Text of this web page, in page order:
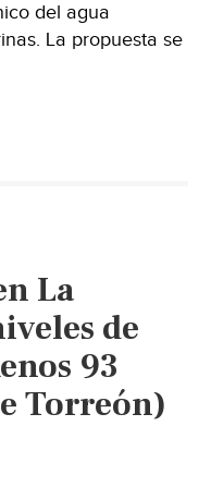
del agua
La propuesta se
La
de
93
Torreón)